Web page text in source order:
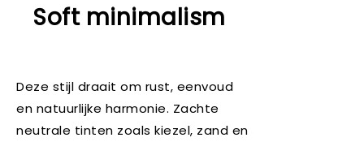
Soft minimalism
Deze stijl draait om rust, eenvoud
en natuurlijke harmonie. Zachte
neutrale tinten zoals kiezel, zand en